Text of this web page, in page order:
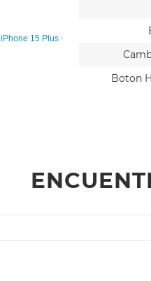
iPhone 15 Plus
Boton